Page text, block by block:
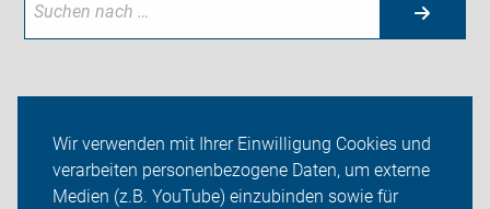
Wir verwenden mit Ihrer Einwilligung Cookies und
verarbeiten personenbezogene Daten, um externe
Medien (z.B. YouTube) einzubinden sowie für
ADFC Salzgitter